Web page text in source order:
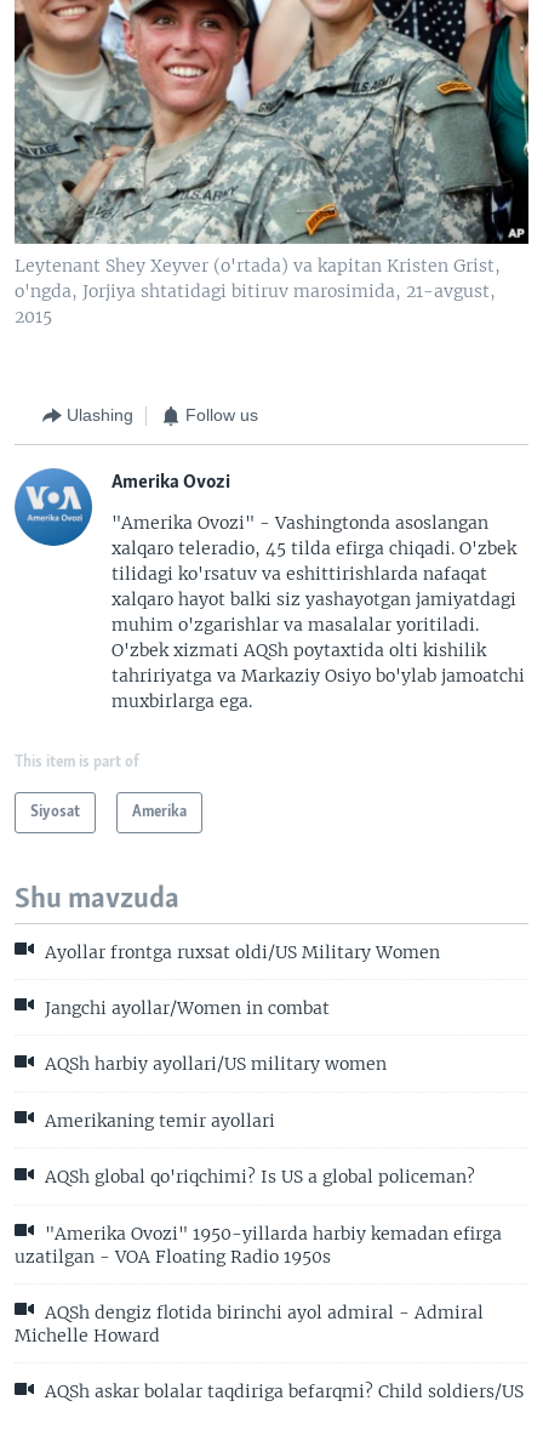
Leytenant Shey Xeyver (o'rtada) va kapitan Kristen Grist,
o'ngda, Jorjiya shtatidagi bitiruv marosimida, 21-avgust,
2015
Ulashing Follow us
Amerika Ovozi
"Amerika Ovozi" - Vashingtonda asoslangan
xalqaro teleradio, 45 tilda efirga chiqadi. O'zbek
tilidagi ko'rsatuv va eshittirishlarda nafaqat
xalqaro hayot balki siz yashayotgan jamiyatdagi
muhim o'zgarishlar va masalalar yoritiladi.
O'zbek xizmati AQSh poytaxtida olti kishilik
tahririyatga va Markaziy Osiyo bo'ylab jamoatchi
muxbirlarga ega.
This item is part of
Siyosat Amerika
Shu mavzuda
Ayollar frontga ruxsat oldi/US Military Women
Jangchi ayollar/Women in combat
AQSh harbiy ayollari/US military women
Amerikaning temir ayollari
AQSh global qo'riqchimi? Is US a global policeman?
"Amerika Ovozi" 1950-yillarda harbiy kemadan efirga
uzatilgan - VOA Floating Radio 1950s
AQSh dengiz flotida birinchi ayol admiral - Admiral
Michelle Howard
AQSh askar bolalar taqdiriga befarqmi? Child soldiers/US